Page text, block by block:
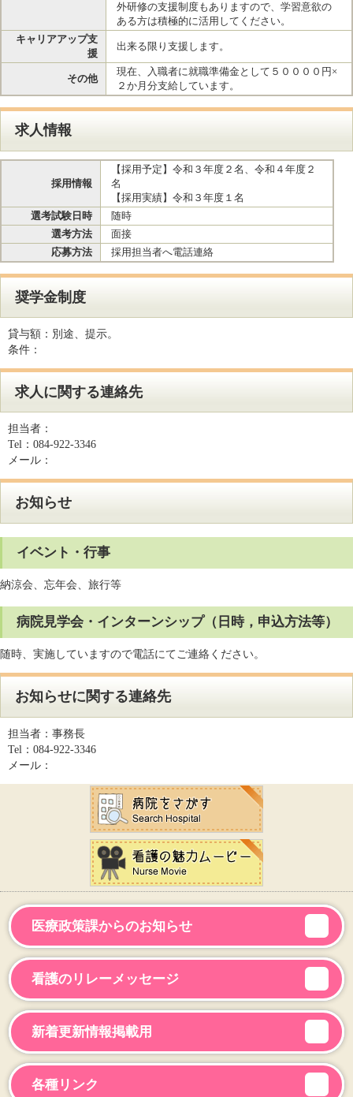
外研修の支援制度もありますので、学習意欲の
ある方は積極的に活用してください。
キャリアアップ支
援
出来る限り支援します。
その他
現在、入職者に就職準備金として５００００円×
２か月分支給しています。
求人情報
採用情報
【採用予定】令和３年度２名、令和４年度２
名
【採用実績】令和３年度１名
選考試験日時
随時
選考方法
面接
応募方法
採用担当者へ電話連絡
奨学金制度
貸与額： 別途、提示。
条件：
求人に関する連絡先
担当者：
Tel： 084-922-3346
メール：
お知らせ
イベント・行事
納涼会、忘年会、旅行等
病院見学会・インターンシップ（日時，申込方法等）
随時、実施していますので電話にてご連絡ください。
お知らせに関する連絡先
担当者： 事務長
Tel： 084-922-3346
メール：
医療政策課からのお知らせ
看護のリレーメッセージ
新着更新情報掲載用
各種リンク